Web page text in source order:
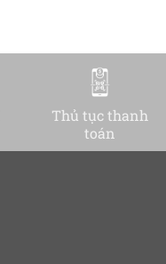
Thủ tục thanh
toán